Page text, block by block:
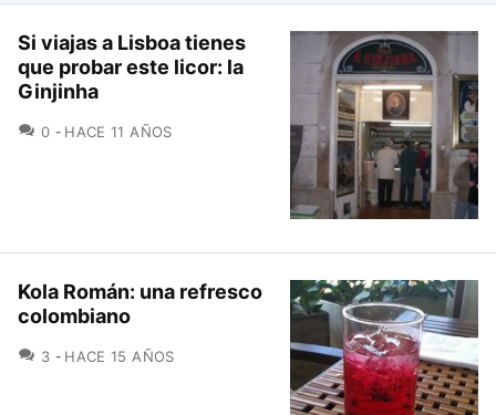
Si viajas a Lisboa tienes
que probar este licor: la
Ginjinha
0 COMENTARIOS
HACE 11 AÑOS
Kola Román: una refresco
colombiano
3 COMENTARIOS
HACE 15 AÑOS